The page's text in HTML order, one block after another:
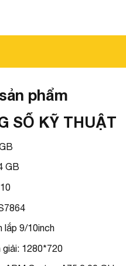
phẩm
SỐ KỸ THUẬT
GB
lắp 9/10inch
giải: 1280*720